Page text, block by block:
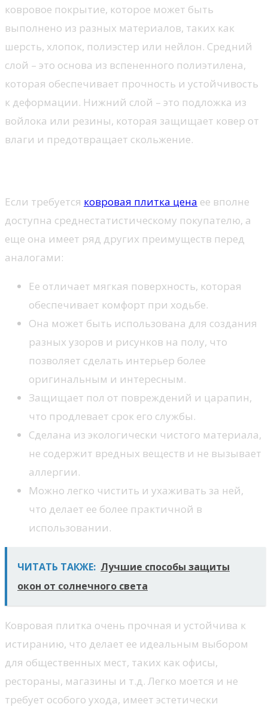
ковровое покрытие, которое может быть
выполнено из разных материалов, таких как
шерсть, хлопок, полиэстер или нейлон. Средний
слой – это основа из вспененного полиэтилена,
которая обеспечивает прочность и устойчивость
к деформации. Нижний слой – это подложка из
войлока или резины, которая защищает ковер от
влаги и предотвращает скольжение.
Если требуется ковровая плитка цена ее вполне
доступна среднестатистическому покупателю, а
еще она имеет ряд других преимуществ перед
аналогами:
Ее отличает мягкая поверхность, которая
обеспечивает комфорт при ходьбе.
Она может быть использована для создания
разных узоров и рисунков на полу, что
позволяет сделать интерьер более
оригинальным и интересным.
Защищает пол от повреждений и царапин,
что продлевает срок его службы.
Сделана из экологически чистого материала,
не содержит вредных веществ и не вызывает
аллергии.
Можно легко чистить и ухаживать за ней,
что делает ее более практичной в
использовании.
ЧИТАТЬ ТАКЖЕ: Лучшие способы защиты
окон от солнечного света
Ковровая плитка очень прочная и устойчива к
истиранию, что делает ее идеальным выбором
для общественных мест, таких как офисы,
рестораны, магазины и т.д. Легко моется и не
требует особого ухода, имеет эстетически